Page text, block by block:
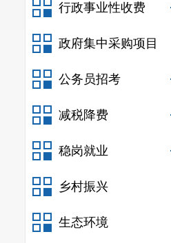
行政事业性收费
政府集中采购项目
公务员招考
减税降费
稳岗就业
乡村振兴
生态环境